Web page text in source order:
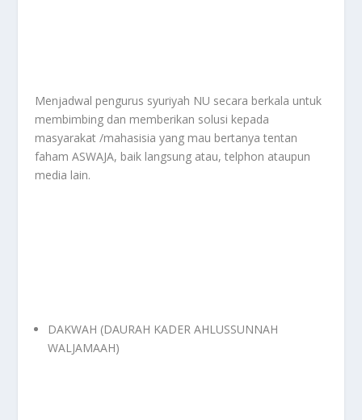
Menjadwal pengurus syuriyah NU secara berkala untuk
membimbing dan memberikan solusi kepada
masyarakat /mahasisia yang mau bertanya tentan
faham ASWAJA, baik langsung atau, telphon ataupun
media lain.
DAKWAH (DAURAH KADER AHLUSSUNNAH
WALJAMAAH)